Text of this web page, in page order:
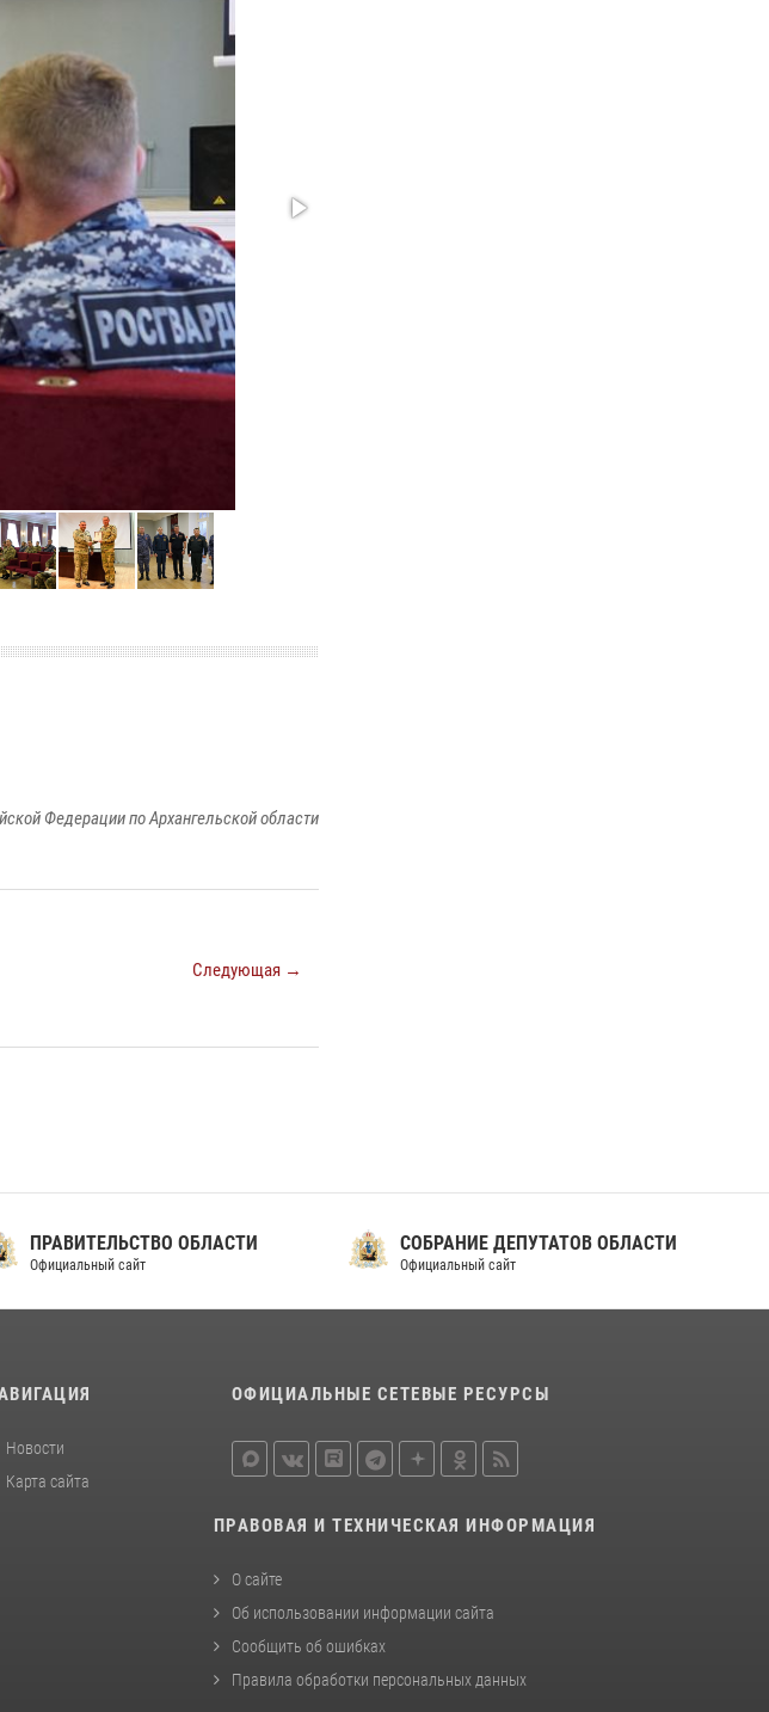
Федерации по Архангельской области
Следующая →
ПРАВИТЕЛЬСТВО ОБЛАСТИ
Официальный сайт
СОБРАНИЕ ДЕПУТАТОВ ОБЛАСТИ
Официальный сайт
Новости
Карта сайта
ОФИЦИАЛЬНЫЕ СЕТЕВЫЕ РЕСУРСЫ
ПРАВОВАЯ И ТЕХНИЧЕСКАЯ ИНФОРМАЦИЯ
О сайте
Об использовании информации сайта
Сообщить об ошибках
Правила обработки персональных данных